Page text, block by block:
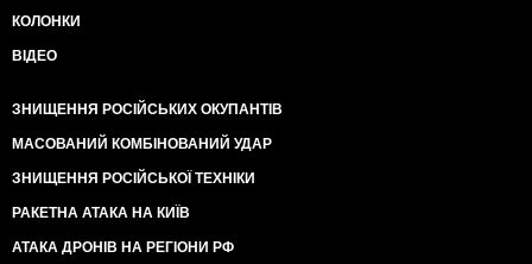
КОЛОНКИ
ВІДЕО
ЗНИЩЕННЯ РОСІЙСЬКИХ ОКУПАНТІВ
МАСОВАНИЙ КОМБІНОВАНИЙ УДАР
ЗНИЩЕННЯ РОСІЙСЬКОЇ ТЕХНІКИ
РАКЕТНА АТАКА НА КИЇВ
АТАКА ДРОНІВ НА РЕГІОНИ РФ